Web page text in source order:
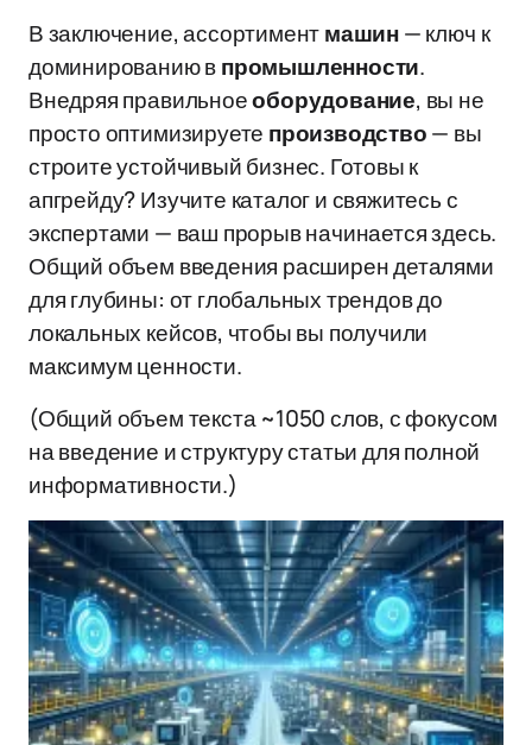
В заключение, ассортиментмашин— ключ к
доминированию впромышленности.
Внедряя правильноеоборудование, вы не
просто оптимизируете производство— вы
строите устойчивый бизнес. Готовы к
апгрейду? Изучите каталог и свяжитесь с
экспертами — ваш прорыв начинается здесь.
Общий объем введения расширен деталями
для глубины: от глобальных трендов до
локальных кейсов, чтобы вы получили
максимум ценности.
(Общий объем текста ~1050 слов, с фокусом
на введение и структуру статьи для полной
информативности.)